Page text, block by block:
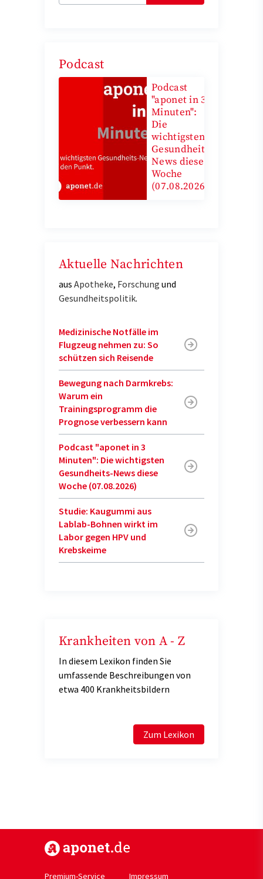
Podcast
Podcast
"aponet in 3
Minuten":
Die
wichtigsten
Gesundheits-
News diese
Woche
(07.08.2026)
Aktuelle Nachrichten
aus Apotheke, Forschung und
Gesundheitspolitik.
Medizinische Notfälle im
Flugzeug nehmen zu: So
schützen sich Reisende
Bewegung nach Darmkrebs:
Warum ein
Trainingsprogramm die
Prognose verbessern kann
Podcast "aponet in 3
Minuten": Die wichtigsten
Gesundheits-News diese
Woche (07.08.2026)
Studie: Kaugummi aus
Lablab-Bohnen wirkt im
Labor gegen HPV und
Krebskeime
Krankheiten von A - Z
In diesem Lexikon finden Sie
umfassende Beschreibungen von
etwa 400 Krankheitsbildern
Zum Lexikon
Premium-Service Impressum